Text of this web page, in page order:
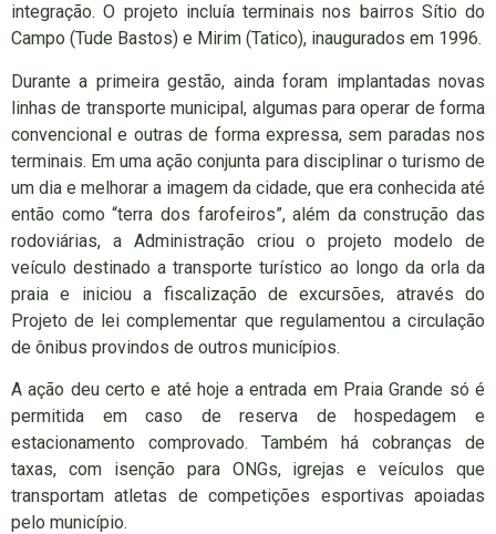
integração. O projeto incluía terminais nos bairros Sítio do
Campo (Tude Bastos) e Mirim (Tatico), inaugurados em 1996.
Durante a primeira gestão, ainda foram implantadas novas
linhas de transporte municipal, algumas para operar de forma
convencional e outras de forma expressa, sem paradas nos
terminais. Em uma ação conjunta para disciplinar o turismo de
um dia e melhorar a imagem da cidade, que era conhecida até
então como “terra dos farofeiros”, além da construção das
rodoviárias, a Administração criou o projeto modelo de
veículo destinado a transporte turístico ao longo da orla da
praia e iniciou a fiscalização de excursões, através do
Projeto de lei complementar que regulamentou a circulação
de ônibus provindos de outros municípios.
A ação deu certo e até hoje a entrada em Praia Grande só é
permitida em caso de reserva de hospedagem e
estacionamento comprovado. Também há cobranças de
taxas, com isenção para ONGs, igrejas e veículos que
transportam atletas de competições esportivas apoiadas
pelo município.